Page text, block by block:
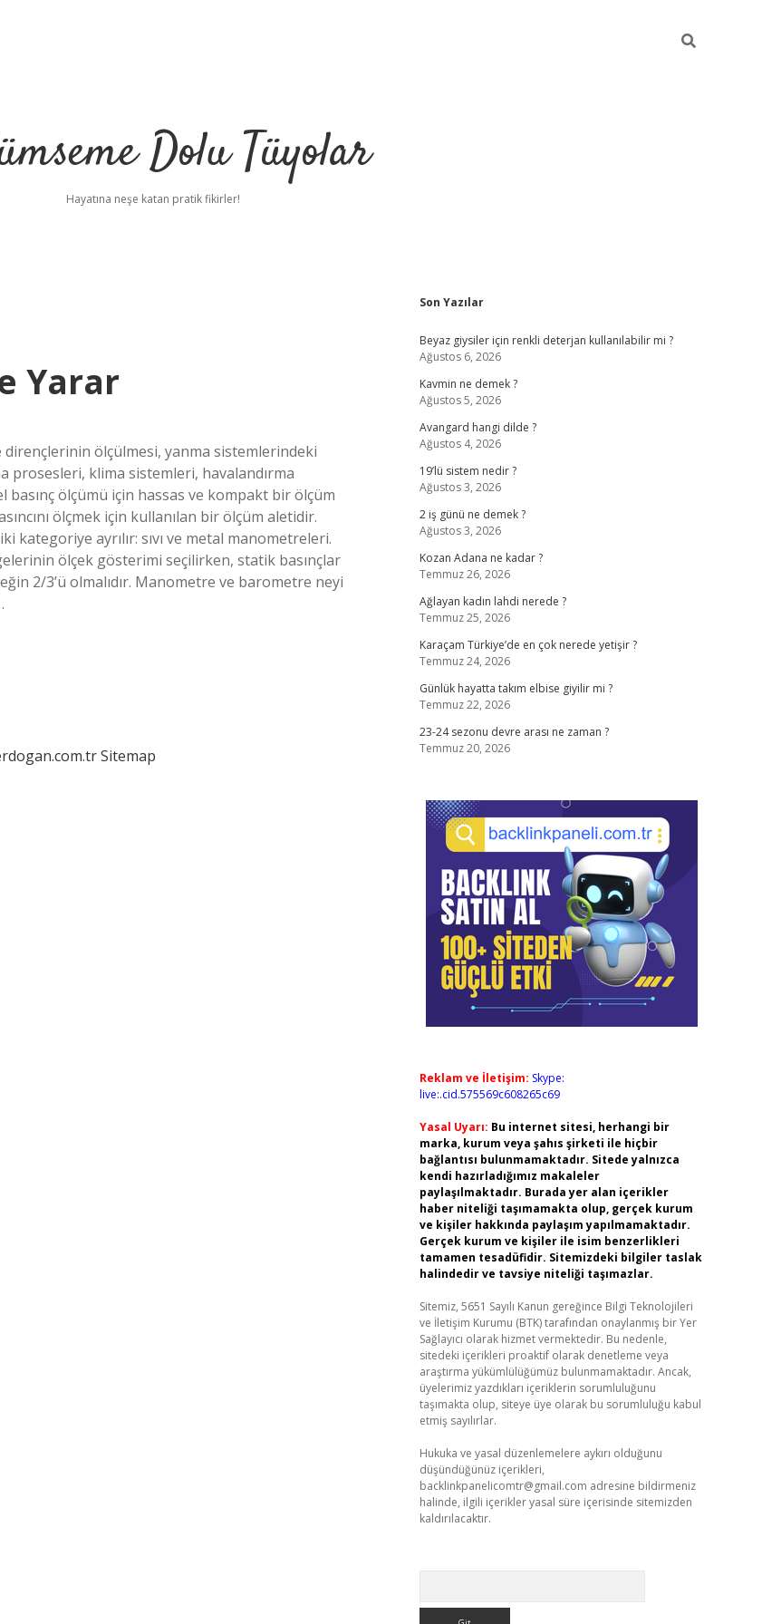
Dolu Tüyolar
Hayatına neşe katan pratik fikirler!
Yarar
ölçülmesi, yanma sistemlerindeki
prosesleri, klima sistemleri, havalandırma
basınç ölçümü için hassas ve kompakt bir ölçüm
ölçmek için kullanılan bir ölçüm aletidir.
kategoriye ayrılır: sıvı ve metal manometreleri.
ölçek gösterimi seçilirken, statik basınçlar
2/3’ü olmalıdır. Manometre ve barometre neyi
Sitemap
Sidebar
Son Yazılar
Beyaz giysiler için renkli deterjan kullanılabilir mi ?
Ağustos 6, 2026
Kavmin ne demek ?
Ağustos 5, 2026
Avangard hangi dilde ?
Ağustos 4, 2026
19’lü sistem nedir ?
Ağustos 3, 2026
2 iş günü ne demek ?
Ağustos 3, 2026
Kozan Adana ne kadar ?
Temmuz 26, 2026
Ağlayan kadın lahdi nerede ?
Temmuz 25, 2026
Karaçam Türkiye’de en çok nerede yetişir ?
Temmuz 24, 2026
Günlük hayatta takım elbise giyilir mi ?
Temmuz 22, 2026
23-24 sezonu devre arası ne zaman ?
Temmuz 20, 2026
Reklam ve İletişim: Skype:
live:.cid.575569c608265c69
Yasal Uyarı: Bu internet sitesi, herhangi bir
marka, kurum veya şahıs şirketi ile hiçbir
bağlantısı bulunmamaktadır. Sitede yalnızca
kendi hazırladığımız makaleler
paylaşılmaktadır. Burada yer alan içerikler
haber niteliği taşımamakta olup, gerçek kurum
ve kişiler hakkında paylaşım yapılmamaktadır.
Gerçek kurum ve kişiler ile isim benzerlikleri
tamamen tesadüfidir. Sitemizdeki bilgiler taslak
halindedir ve tavsiye niteliği taşımazlar.
Sitemiz, 5651 Sayılı Kanun gereğince Bilgi Teknolojileri
ve İletişim Kurumu (BTK) tarafından onaylanmış bir Yer
Sağlayıcı olarak hizmet vermektedir. Bu nedenle,
sitedeki içerikleri proaktif olarak denetleme veya
araştırma yükümlülüğümüz bulunmamaktadır. Ancak,
üyelerimiz yazdıkları içeriklerin sorumluluğunu
taşımakta olup, siteye üye olarak bu sorumluluğu kabul
etmiş sayılırlar.
Hukuka ve yasal düzenlemelere aykırı olduğunu
düşündüğünüz içerikleri,
backlinkpanelicomtr@gmail.com adresine bildirmeniz
halinde, ilgili içerikler yasal süre içerisinde sitemizden
kaldırılacaktır.
ilbet yeni giriş